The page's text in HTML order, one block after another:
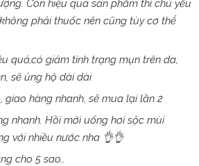
Còn hiệu quả sản phẩm thì chủ yếu
phải thuốc nên cũng tùy cơ thể
quả,có giảm tình trạng mụn trên da,
sẽ ủng hộ dài dài
giao hàng nhanh, sẽ mua lại lần 2
nhanh. Hồi mới uống hơi sộc mùi
với nhiều nước nha 👌👌
cho 5 sao…